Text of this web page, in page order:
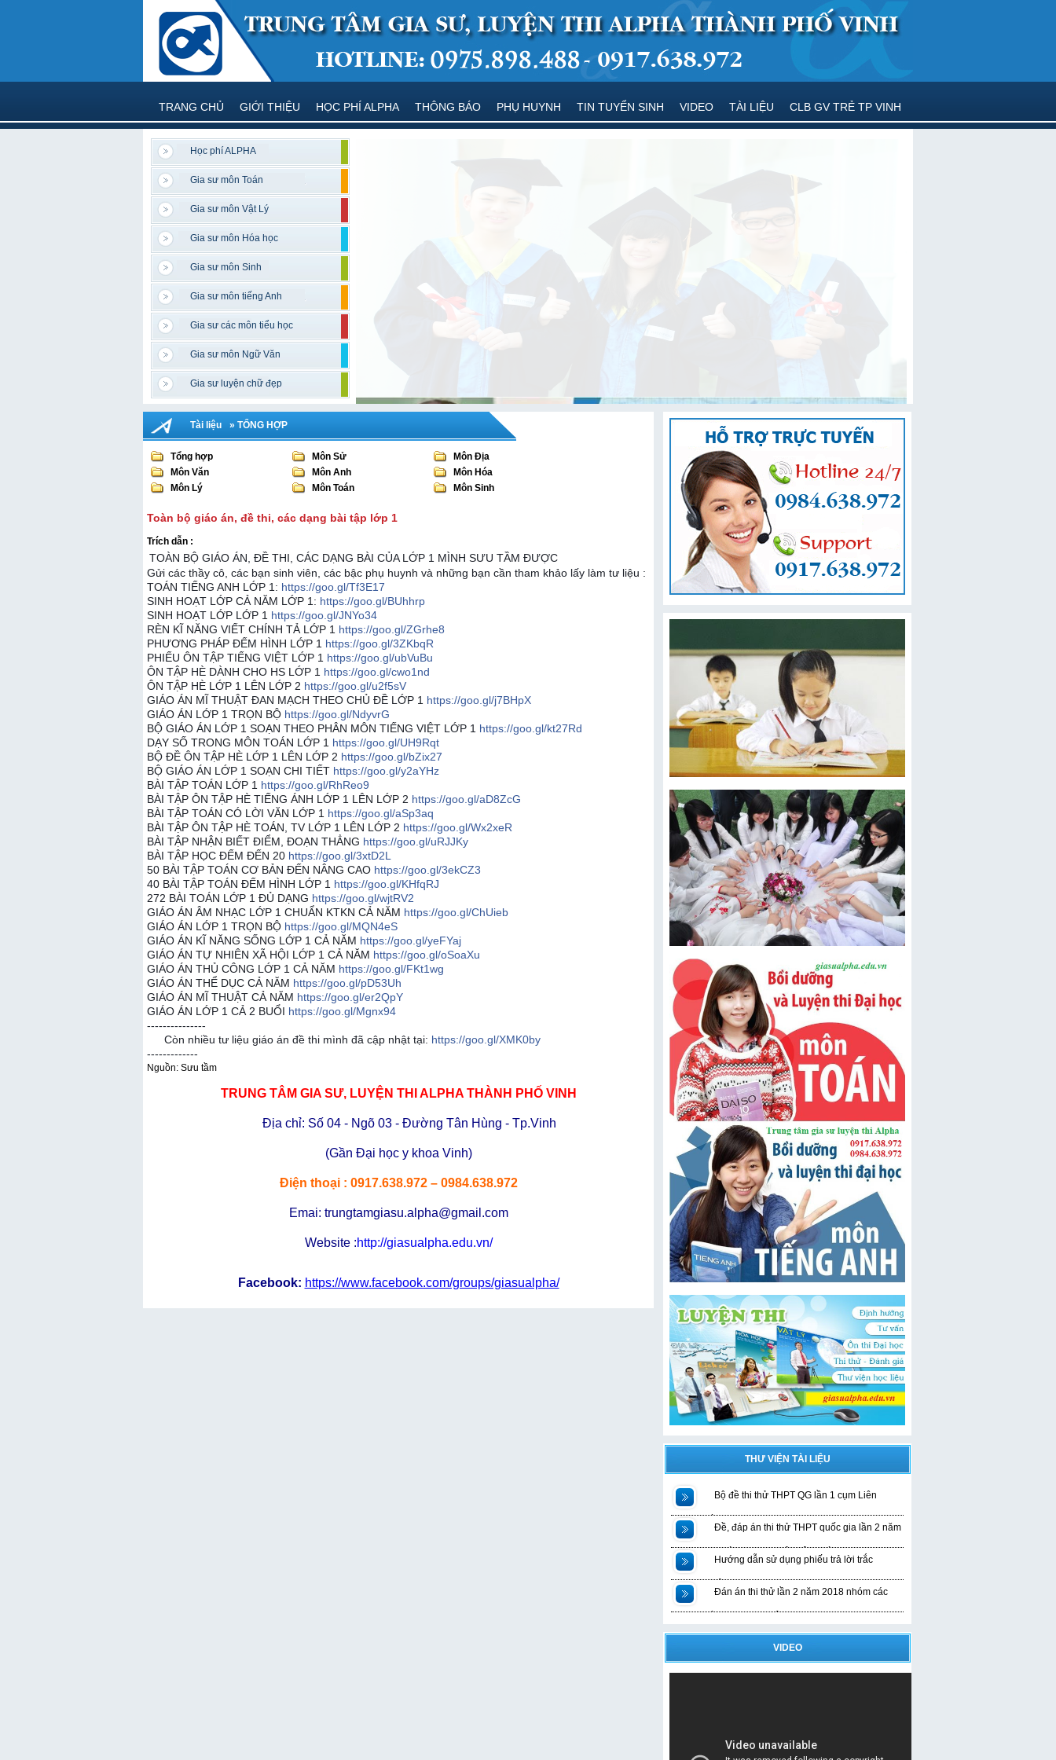
TRANG CHỦ GIỚI THIỆU HỌC PHÍ ALPHA THÔNG BÁO PHỤ HUYNH TIN TUYỂN SINH VIDEO TÀI LIỆU CLB GV TRẺ TP VINH
Học phí ALPHA
Gia sư môn Toán
Gia sư môn Vật Lý
Gia sư môn Hóa học
Gia sư môn Sinh
Gia sư môn tiếng Anh
Gia sư các môn tiểu học
Gia sư môn Ngữ Văn
Gia sư luyện chữ đẹp
Tài liệu » TỔNG HỢP
Tổng hợp Môn Sử
Môn Địa
Môn Văn
Môn Anh
Môn Hóa
Môn Lý
Môn Toán Môn Sinh
Toàn bộ giáo án, đề thi, các dạng bài tập lớp 1
Trích dẫn :
TOÀN BỘ GIÁO ÁN, ĐỀ THI, CÁC DẠNG BÀI CỦA LỚP 1 MÌNH SƯU TẦM ĐƯỢC
Gửi các thầy cô, các bạn sinh viên, các bậc phụ huynh và những bạn cần tham khảo lấy làm tư liệu :
TOÁN TIẾNG ANH LỚP 1: https://goo.gl/Tf3E17
SINH HOẠT LỚP CẢ NĂM LỚP 1: https://goo.gl/BUhhrp
SINH HOẠT LỚP LỚP 1 https://goo.gl/JNYo34
RÈN KĨ NĂNG VIẾT CHÍNH TẢ LỚP 1 https://goo.gl/ZGrhe8
PHƯƠNG PHÁP ĐẾM HÌNH LỚP 1 https://goo.gl/3ZKbqR
PHIẾU ÔN TẬP TIẾNG VIỆT LỚP 1 https://goo.gl/ubVuBu
ÔN TẬP HÈ DÀNH CHO HS LỚP 1 https://goo.gl/cwo1nd
ÔN TẬP HÈ LỚP 1 LÊN LỚP 2 https://goo.gl/u2f5sV
GIÁO ÁN MĨ THUẬT ĐAN MẠCH THEO CHỦ ĐỀ LỚP 1 https://goo.gl/j7BHpX
GIÁO ÁN LỚP 1 TRỌN BỘ https://goo.gl/NdyvrG
BỘ GIÁO ÁN LỚP 1 SOẠN THEO PHÂN MÔN TIẾNG VIỆT LỚP 1 https://goo.gl/kt27Rd
DẠY SỐ TRONG MÔN TOÁN LỚP 1 https://goo.gl/UH9Rqt
BỘ ĐỀ ÔN TẬP HÈ LỚP 1 LÊN LỚP 2 https://goo.gl/bZix27
BỘ GIÁO ÁN LỚP 1 SOẠN CHI TIẾT https://goo.gl/y2aYHz
BÀI TẬP TOÁN LỚP 1 https://goo.gl/RhReo9
BÀI TẬP ÔN TẬP HÈ TIẾNG ÁNH LỚP 1 LÊN LỚP 2 https://goo.gl/aD8ZcG
BÀI TẬP TOÁN CÓ LỜI VĂN LỚP 1 https://goo.gl/aSp3aq
BÀI TẬP ÔN TẬP HÈ TOÁN, TV LỚP 1 LÊN LỚP 2 https://goo.gl/Wx2xeR
BÀI TẬP NHẬN BIẾT ĐIỂM, ĐOẠN THẲNG https://goo.gl/uRJJKy
BÀI TẬP HỌC ĐẾM ĐẾN 20 https://goo.gl/3xtD2L
50 BÀI TẬP TOÁN CƠ BẢN ĐẾN NÂNG CAO https://goo.gl/3ekCZ3
40 BÀI TẬP TOÁN ĐẾM HÌNH LỚP 1 https://goo.gl/KHfqRJ
272 BÀI TOÁN LỚP 1 ĐỦ DẠNG https://goo.gl/wjtRV2
GIÁO ÁN ÂM NHẠC LỚP 1 CHUẨN KTKN CẢ NĂM https://goo.gl/ChUieb
GIÁO ÁN LỚP 1 TRỌN BỘ https://goo.gl/MQN4eS
GIÁO ÁN KĨ NĂNG SỐNG LỚP 1 CẢ NĂM https://goo.gl/yeFYaj
GIÁO ÁN TỰ NHIÊN XÃ HỘI LỚP 1 CẢ NĂM https://goo.gl/oSoaXu
GIÁO ÁN THỦ CÔNG LỚP 1 CẢ NĂM https://goo.gl/FKt1wg
GIÁO ÁN THỂ DỤC CẢ NĂM https://goo.gl/pD53Uh
GIÁO ÁN MĨ THUẬT CẢ NĂM https://goo.gl/er2QpY
GIÁO ÁN LỚP 1 CẢ 2 BUỔI https://goo.gl/Mgnx94
---------------
Còn nhiều tư liệu giáo án đề thi mình đã cập nhật tại: https://goo.gl/XMK0by
-------------
Nguồn: Sưu tầm
TRUNG TÂM GIA SƯ, LUYỆN THI ALPHA THÀNH PHỐ VINH
Địa chỉ: Số 04 - Ngõ 03 - Đường Tân Hùng - Tp.Vinh
(Gần Đại học y khoa Vinh)
Điện thoại : 0917.638.972 – 0984.638.972
Emai: trungtamgiasu.alpha@gmail.com
Website :http://giasualpha.edu.vn/
Facebook: https://www.facebook.com/groups/giasualpha/
THƯ VIỆN TÀI LIỆU
Bộ đề thi thử THPT QG lần 1 cụm Liên
trường
Đề, đáp án thi thử THPT quốc gia lần 2 năm
2019 bài thi KHTN của liên trường
Hướng dẫn sử dụng phiếu trả lời trắc
nghiệm
Đán án thi thử lần 2 năm 2018 nhóm các
trường THPT Nghệ An
VIDEO